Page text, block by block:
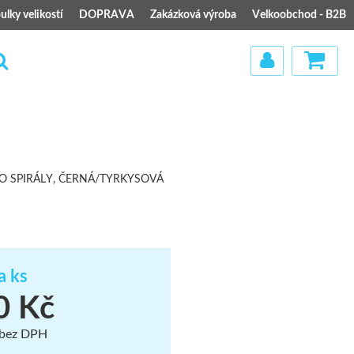
velikostí DOPRAVA Zakázková výroba Velkoobchod - B2B
SPIRÁLY, ČERNÁ/TYRKYSOVÁ
ks
Kč
DPH